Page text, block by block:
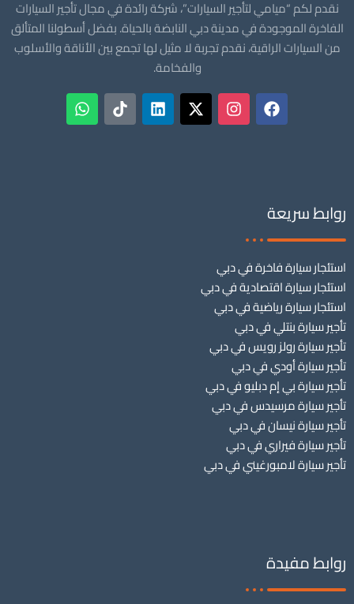
نقدم لكم “ميامي لتأجير السيارات”، شركة رائدة في مجال تأجير السيارات
الفاخرة الموجودة في مدينة دبي النابضة بالحياة. بفضل أسطولنا المتألق
من السيارات الراقية، نقدم تجربة لا مثيل لها تجمع بين الأناقة والأسلوب
والفخامة.
روابط سريعة
استئجار سيارة فاخرة في دبي
استئجار سيارة اقتصادية في دبي
استئجار سيارة رياضية في دبي
تأجير سيارة بنتلي في دبي
تأجير سيارة رولز رويس في دبي
تأجير سيارة أودي في دبي
تأجير سيارة بي إم دبليو في دبي
تأجير سيارة مرسيدس في دبي
تأجير سيارة نيسان في دبي
تأجير سيارة فيراري في دبي
تأجير سيارة لامبورغيني في دبي
روابط مفيدة